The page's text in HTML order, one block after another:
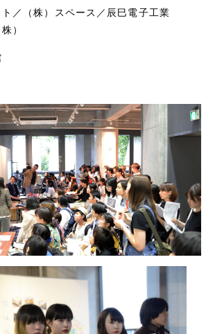
ト／（株）スペース／辰巳電子工業
）